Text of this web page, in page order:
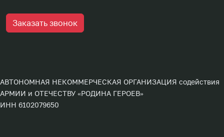
Заказать звонок
АВТОНОМНАЯ НЕКОММЕРЧЕСКАЯ ОРГАНИЗАЦИЯ содействия
АРМИИ и ОТЕЧЕСТВУ «РОДИНА ГЕРОЕВ»
ИНН 6102079650